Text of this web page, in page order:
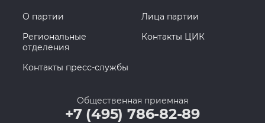
О партии
Лица партии
Региональные
отделения
Контакты ЦИК
Контакты пресс-службы
Общественная приемная
+7 (495) 786-82-89